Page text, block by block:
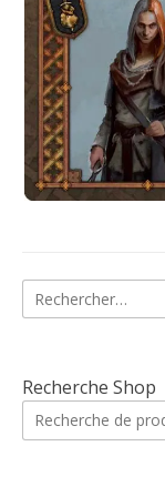
Rechercher :
Recherche Shop